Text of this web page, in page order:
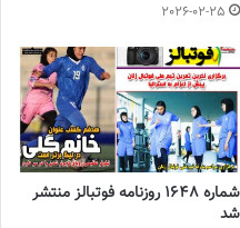
2026-02-25
شماره 1648 روزنامه فوتبالز منتشر
شد